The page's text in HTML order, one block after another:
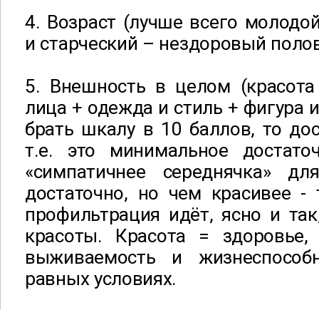
4. Возраст (лучше всего
и старческий – нездоровый
5. Внешность в целом
лица + одежда и стиль + фигура
брать шкалу в 10 баллов, то
т.е. это минимальное
«симпатичнее середнячка»
достаточно, но чем красивее
профильтрация идёт, ясно и
красоты. Красота =
выживаемость и
равных условиях.